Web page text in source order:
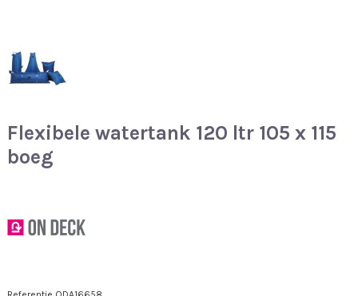
Flexibele watertank 120 ltr 105 x 115
boeg